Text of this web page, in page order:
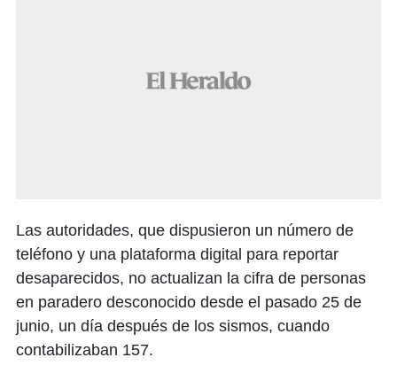
Las autoridades, que dispusieron un número de
teléfono y una plataforma digital para reportar
desaparecidos, no actualizan la cifra de personas
en paradero desconocido desde el pasado 25 de
junio, un día después de los sismos, cuando
contabilizaban 157.